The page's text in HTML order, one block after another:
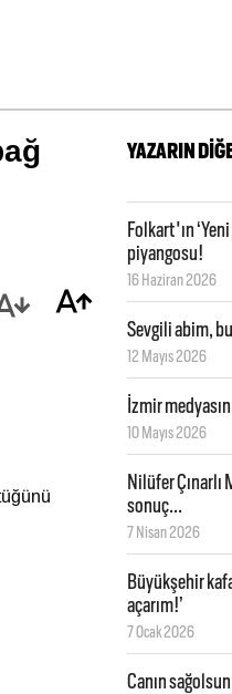
YAZARIN
Folkart'ın
piyangosu!
16 Haziran 2026
Sevgili abim,
12 Mayıs 2026
İzmir
10 Mayıs 2026
Nilüfer Çınarlı
sonuç...
7 Nisan 2026
Büyükşehir
açarım!’
7 Ocak 2026
Canın